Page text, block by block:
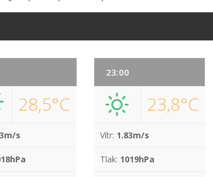
28,5°C
s
23:00
23,8°C
Vítr: 1.83m/s
Tlak: 1019hPa